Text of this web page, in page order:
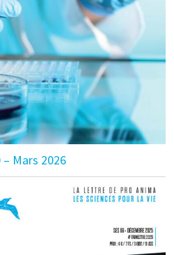
– Mars 2026